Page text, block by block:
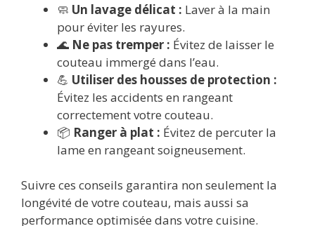
🧼 Un lavage délicat : Laver à la main
pour éviter les rayures.
🌊 Ne pas tremper : Évitez de laisser le
couteau immergé dans l’eau.
💪 Utiliser des housses de protection :
Évitez les accidents en rangeant
correctement votre couteau.
📦 Ranger à plat : Évitez de percuter la
lame en rangeant soigneusement.
Suivre ces conseils garantira non seulement la
longévité de votre couteau, mais aussi sa
performance optimisée dans votre cuisine.